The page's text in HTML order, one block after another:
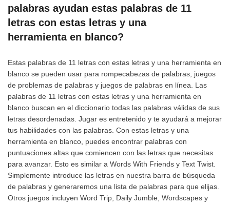
palabras ayudan estas palabras de 11
letras con estas letras y una
herramienta en blanco?
Estas palabras de 11 letras con estas letras y una herramienta en
blanco se pueden usar para rompecabezas de palabras, juegos
de problemas de palabras y juegos de palabras en línea. Las
palabras de 11 letras con estas letras y una herramienta en
blanco buscan en el diccionario todas las palabras válidas de sus
letras desordenadas. Jugar es entretenido y te ayudará a mejorar
tus habilidades con las palabras. Con estas letras y una
herramienta en blanco, puedes encontrar palabras con
puntuaciones altas que comiencen con las letras que necesitas
para avanzar. Esto es similar a Words With Friends y Text Twist.
Simplemente introduce las letras en nuestra barra de búsqueda
de palabras y generaremos una lista de palabras para que elijas.
Otros juegos incluyen Word Trip, Daily Jumble, Wordscapes y